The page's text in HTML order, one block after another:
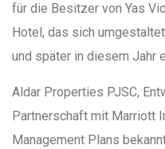
für die Besitzer von Yas
Hotel, das sich
und später in diesem Jahr
Aldar Properties PJSC,
Partnerschaft mit Marriott
Management Plans